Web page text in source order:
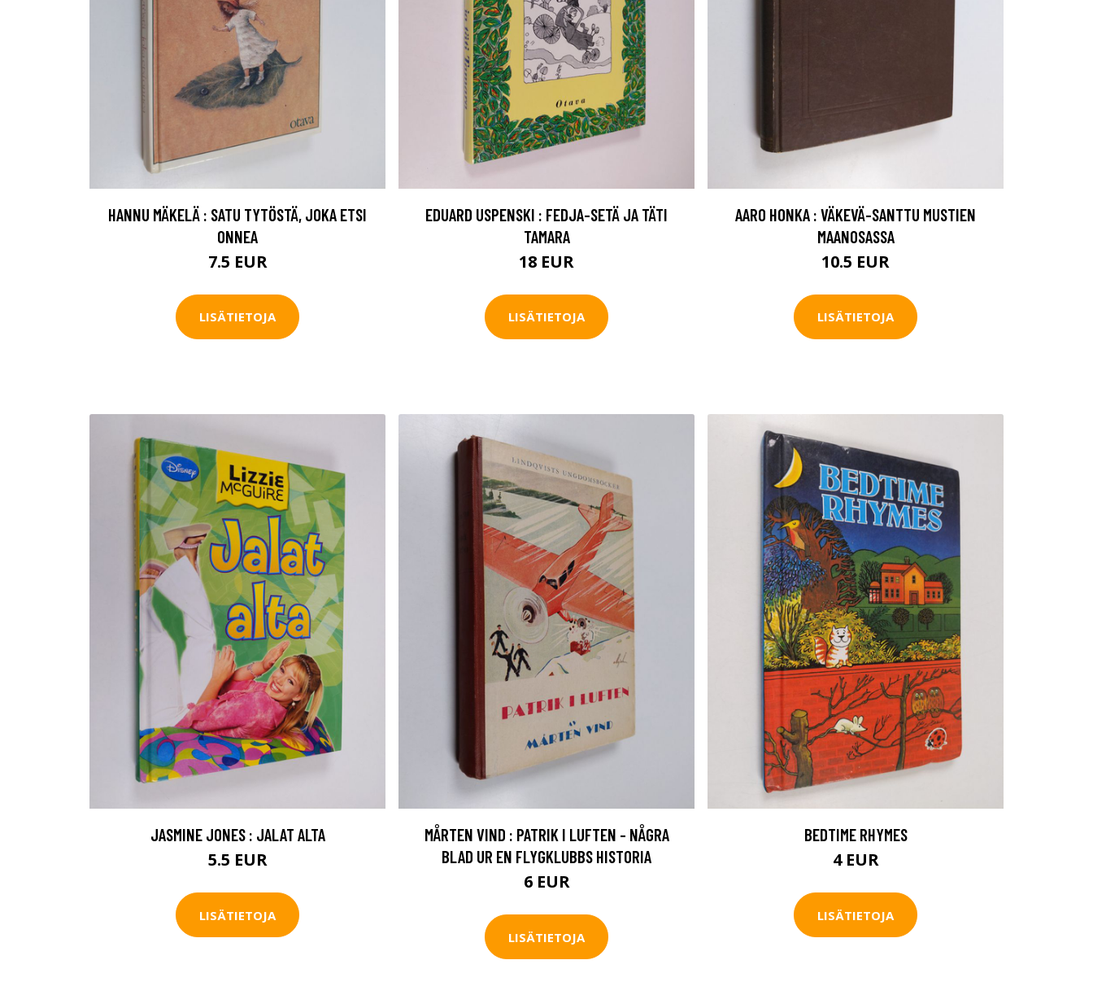
HANNU MÄKELÄ : SATU TYTÖSTÄ, JOKA ETSI
ONNEA
7.5 EUR
LISÄTIETOJA
EDUARD USPENSKI : FEDJA-SETÄ JA TÄTI
TAMARA
18 EUR
LISÄTIETOJA
AARO HONKA : VÄKEVÄ-SANTTU MUSTIEN
MAANOSASSA
10.5 EUR
LISÄTIETOJA
JASMINE JONES : JALAT ALTA
5.5 EUR
LISÄTIETOJA
MÅRTEN VIND : PATRIK I LUFTEN - NÅGRA
BLAD UR EN FLYGKLUBBS HISTORIA
6 EUR
LISÄTIETOJA
BEDTIME RHYMES
4 EUR
LISÄTIETOJA